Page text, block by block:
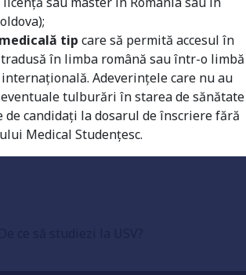
tip care să permită accesul în
în limba română sau într-o limbă
Adeverințele care nu au
tulburări în starea de sănătate
de candidați la dosarul de înscriere fără
Medical Studențesc.
acreditată